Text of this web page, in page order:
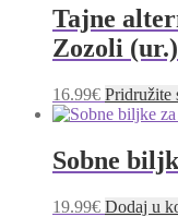
Tajne
Zozoli (ur.)
16.99€ Pridružite
Sobne
19.99€ Dodaj u